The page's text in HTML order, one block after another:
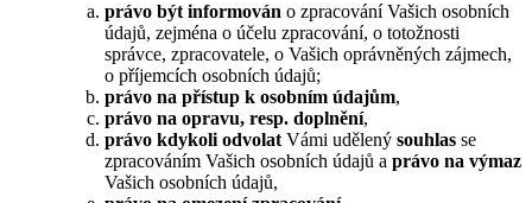
právo být informován o zpracování Vašich osobních
údajů, zejména o účelu zpracování, o totožnosti
správce, zpracovatele, o Vašich oprávněných zájmech,
o příjemcích osobních údajů;
právo na přístup k osobním údajům,
právo na opravu, resp. doplnění,
právo kdykoli odvolatVámi udělený souhlas se
zpracováním Vašich osobních údajů a právo na výmaz
Vašich osobních údajů,